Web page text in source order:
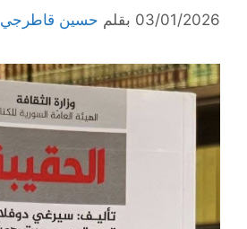
03/01/2026 بقلم حسين قاطرجي